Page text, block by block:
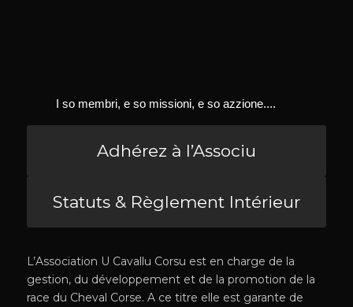
I so membri, e so missioni, e so azzione....
Adhérez à l’Associu
Statuts & Règlement Intérieur
L’Association U Cavallu Corsu est en charge de la
gestion, du développement et de la promotion de la
race du Cheval Corse. A ce titre elle est garante de